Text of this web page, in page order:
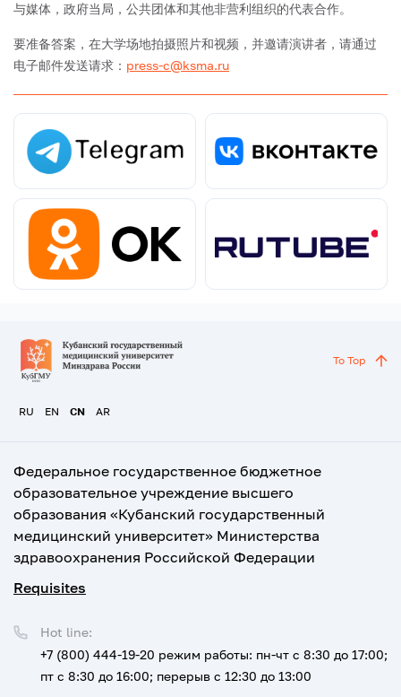
与媒体，政府当局，公共团体和其他非营利组织的代表合作。
要准备答案，在大学场地拍摄照片和视频，并邀请演讲者，请通过
电子邮件发送请求： press-c@ksma.ru
RU EN CN AR
To Top
Федеральное государственное бюджетное
образовательное учреждение высшего
образования «Кубанский государственный
медицинский университет» Министерства
здравоохранения Российской Федерации
Requisites
Hot line:
+7 (800) 444-19-20 режим работы: пн-чт с 8:30 до 17:00;
пт с 8:30 до 16:00; перерыв с 12:30 до 13:00